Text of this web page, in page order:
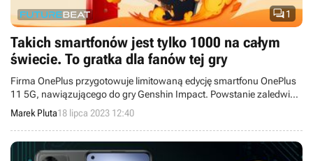
1
Takich smartfonów jest tylko 1000 na całym
świecie. To gratka dla fanów tej gry
Firma OnePlus przygotowuje limitowaną edycję smartfonu OnePlus
11 5G, nawiązującego do gry Genshin Impact. Powstanie zaledwie
1000 egzemplarzy, które będą dostępne w sprzedaży jeszcze w tym
tygodniu.
Marek Pluta18 lipca 2023 12:40